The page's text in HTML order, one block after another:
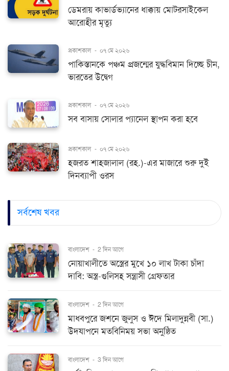
ডেমরায় কাভার্ডভ্যানের ধাক্কায় মোটরসাইকেল
আরোহীর মৃত্যু
প্রকাশকাল - ০৭ মে ২০২৬
পাকিস্তানকে পঞ্চম প্রজন্মের যুদ্ধবিমান দিচ্ছে চীন,
ভারতের উদ্বেগ
প্রকাশকাল - ০৭ মে ২০২৬
সব বাসায় সোলার প্যানেল স্থাপন করা হবে
প্রকাশকাল - ০৭ মে ২০২৬
হজরত শাহজালাল (রহ.)-এর মাজারে শুরু দুই
দিনব্যাপী ওরস
সর্বশেষ খবর
বাংলাদেশ - 2 দিন আগে
নোয়াখালীতে অস্ত্রের মুখে ১০ লাখ টাকা চাঁদা
দাবি: অস্ত্র-গুলিসহ সন্ত্রাসী গ্রেফতার
বাংলাদেশ - 2 দিন আগে
মাধবপুরে জশনে জুলুস ও ঈদে মিলাদুন্নবী (সা.)
উদযাপনে মতবিনিময় সভা অনুষ্ঠিত
বাংলাদেশ - 3 দিন আগে